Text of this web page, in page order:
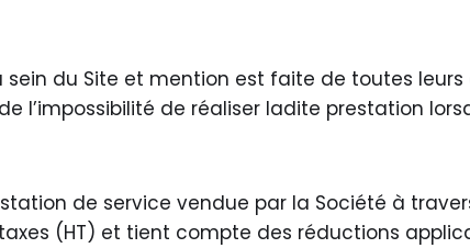
du Site et mention est faite de toutes
l’impossibilité de réaliser ladite prestation
de service vendue par la Société à
(HT) et tient compte des réductions